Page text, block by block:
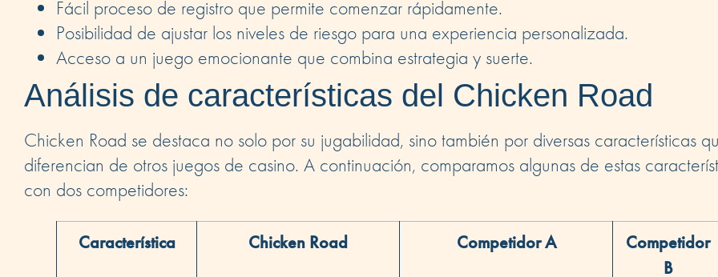
Fácil proceso de registro que permite comenzar rápidamente.
Posibilidad de ajustar los niveles de riesgo para una experiencia personalizada.
Acceso a un juego emocionante que combina estrategia y suerte.
Análisis de características del Chicken Road
Chicken Road se destaca no solo por su jugabilidad, sino también por diversas características
diferencian de otros juegos de casino. A continuación, comparamos algunas de estas
con dos competidores:
Característica Chicken Road Competidor A
Competidor
B